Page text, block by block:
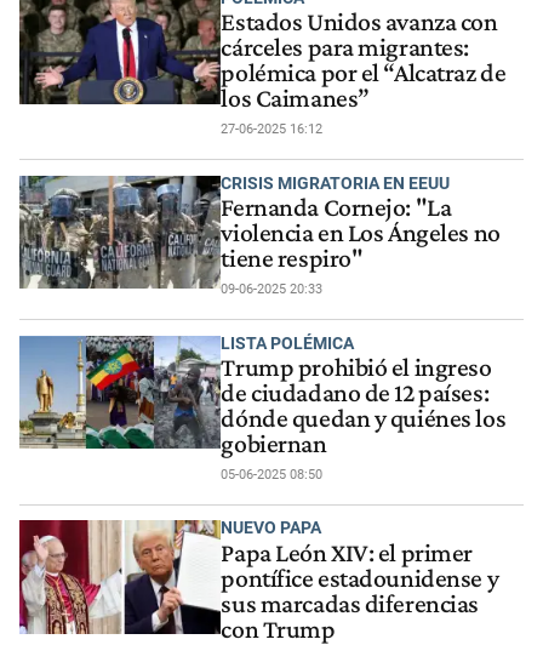
Estados Unidos avanza con
cárceles para migrantes:
polémica por el “Alcatraz de
los Caimanes”
27-06-2025 16:12
CRISIS MIGRATORIA EN EEUU
Fernanda Cornejo: "La
violencia en Los Ángeles no
tiene respiro"
09-06-2025 20:33
LISTA POLÉMICA
Trump prohibió el ingreso
de ciudadano de 12 países:
dónde quedan y quiénes los
gobiernan
05-06-2025 08:50
NUEVO PAPA
Papa León XIV: el primer
pontífice estadounidense y
sus marcadas diferencias
con Trump